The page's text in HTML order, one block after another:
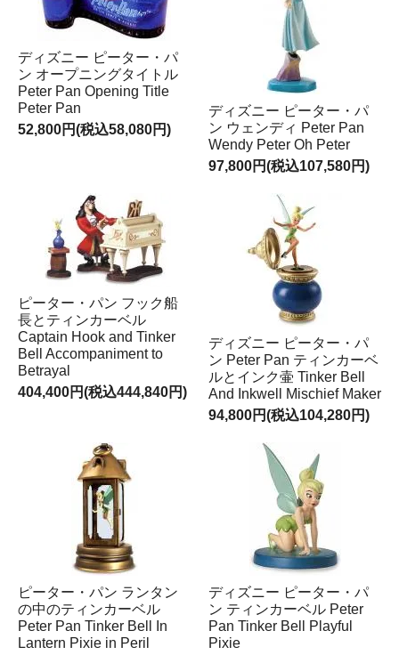
ディズニー ピーター・パ
ン オープニングタイトル
Peter Pan Opening Title
Peter Pan
52,800円(税込58,080円)
ディズニー ピーター・パ
ン ウェンディ Peter Pan
Wendy Peter Oh Peter
97,800円(税込107,580円)
ピーター・パン フック船
長とティンカーベル
Captain Hook and Tinker
Bell Accompaniment to
Betrayal
404,400円(税込444,840円)
ディズニー ピーター・パ
ン Peter Pan ティンカーベ
ルとインク壷 Tinker Bell
And Inkwell Mischief Maker
94,800円(税込104,280円)
ピーター・パン ランタン
の中のティンカーベル
Peter Pan Tinker Bell In
Lantern Pixie in Peril
ディズニー ピーター・パ
ン ティンカーベル Peter
Pan Tinker Bell Playful
Pixie